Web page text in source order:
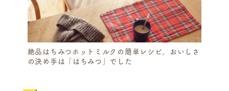
絶品はちみつホットミルクの簡単レシピ。おいしさ
の決め手は「はちみつ」でした